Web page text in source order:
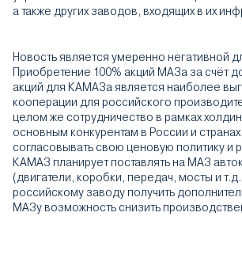
а также других заводов, входящих в их
Новость является умеренно негативной
Приобретение 100% акций МАЗа за счёт
акций для КАМАЗа является наиболее
кооперации для российского
целом же сотрудничество в рамках
основным конкурентам в России и
согласовывать свою ценовую политику и
КАМАЗ планирует поставлять на МАЗ
(двигатели, коробки, передач, мосты и
российскому заводу получить
МАЗу возможность снизить